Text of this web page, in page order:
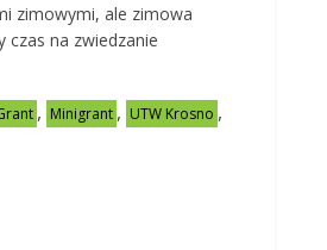
zimowymi, ale zimowa
na zwiedzanie
, Minigrant , UTW Krosno ,